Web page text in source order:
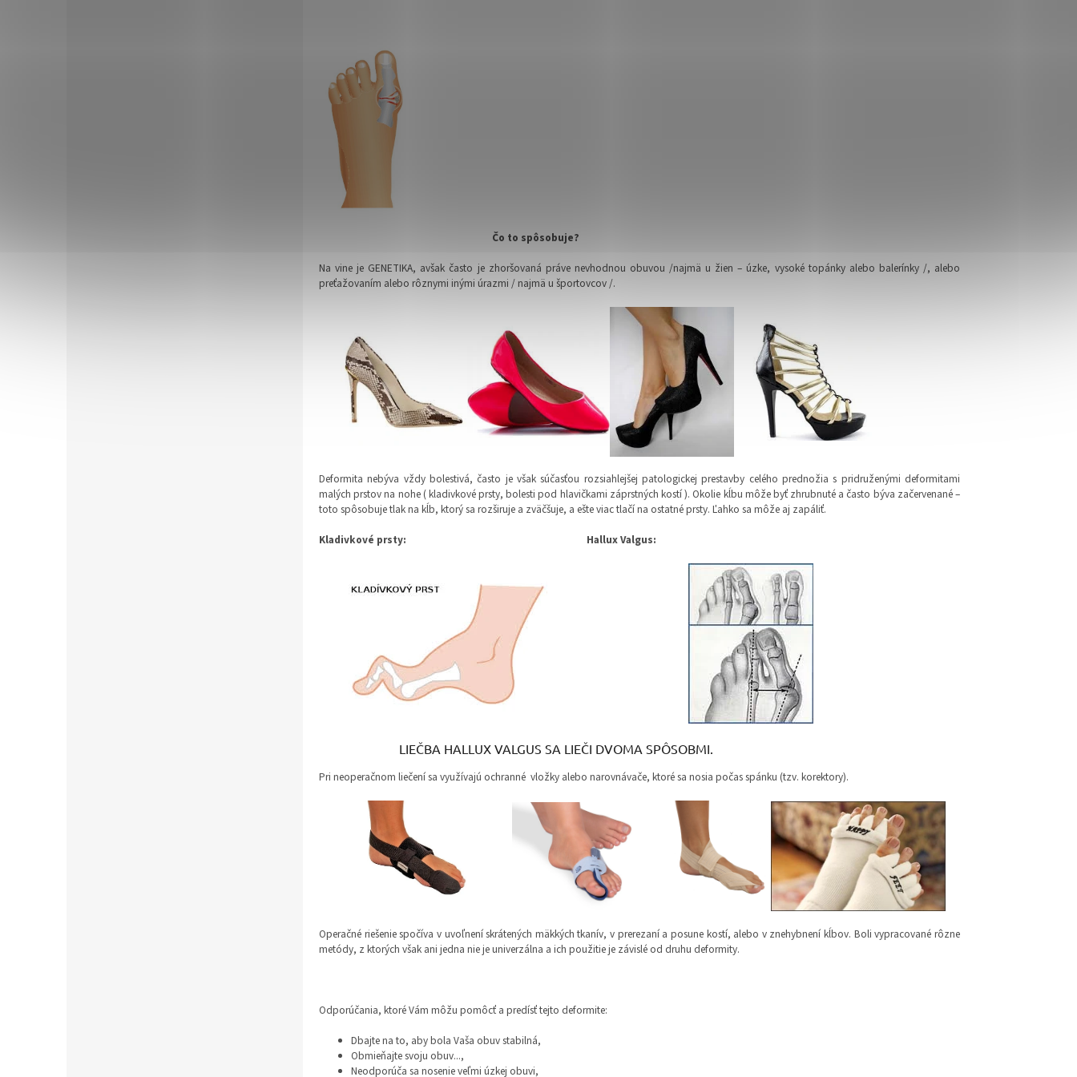
Čo to spôsobuje?
Na vine je GENETIKA, avšak často je zhoršovaná práve nevhodnou obuvou /najmä u žien – úzke, vysoké topánky alebo balerínky /, alebo
preťažovaním alebo rôznymi inými úrazmi / najmä u športovcov /.
Deformita nebýva vždy bolestivá, často je však súčasťou rozsiahlejšej patologickej prestavby celého prednožia s pridruženými deformitami
malých prstov na nohe ( kladivkové prsty, bolesti pod hlavičkami záprstných kostí ). Okolie kĺbu môže byť zhrubnuté a často býva začervenané –
toto spôsobuje tlak na kĺb, ktorý sa rozširuje a zväčšuje, a ešte viac tlačí na ostatné prsty. Ľahko sa môže aj zapáliť.
Kladivkové prsty:
Hallux Valgus:
LIEČBA HALLUX VALGUS SA LIEČI DVOMA SPÔSOBMI.
Pri neoperačnom liečení sa využívajú ochranné vložky alebo narovnávače, ktoré sa nosia počas spánku (tzv. korektory).
Operačné riešenie spočíva v uvoľnení skrátených mäkkých tkanív, v prerezaní a posune kostí, alebo v znehybnení kĺbov. Boli vypracované rôzne
metódy, z ktorých však ani jedna nie je univerzálna a ich použitie je závislé od druhu deformity.
Odporúčania, ktoré Vám môžu pomôcť a predísť tejto deformite:
Dbajte na to, aby bola Vaša obuv stabilná,
Obmieňajte svoju obuv...,
Neodporúča sa nosenie veľmi úzkej obuvi,